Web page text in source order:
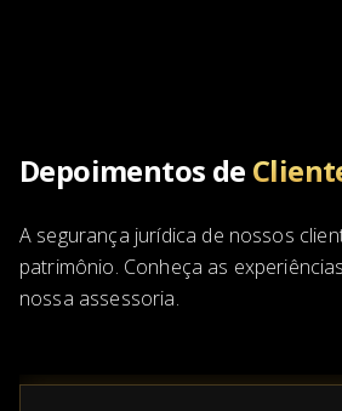
Depoimentos de
A segurança jurídica de nossos
patrimônio. Conheça as
nossa assessoria.